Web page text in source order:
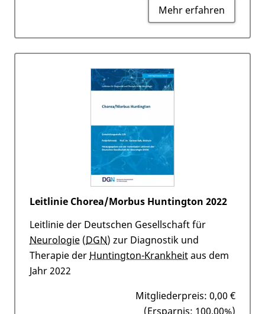
Mehr erfahren
Leitlinie Chorea/Morbus Huntington 2022
Leitlinie der Deutschen Gesellschaft für
Neurologie (DGN) zur Diagnostik und
Therapie der Huntington-Krankheitaus dem
Jahr 2022
Mitgliederpreis: 0,00 €
(Ersparnis: 100,00%)